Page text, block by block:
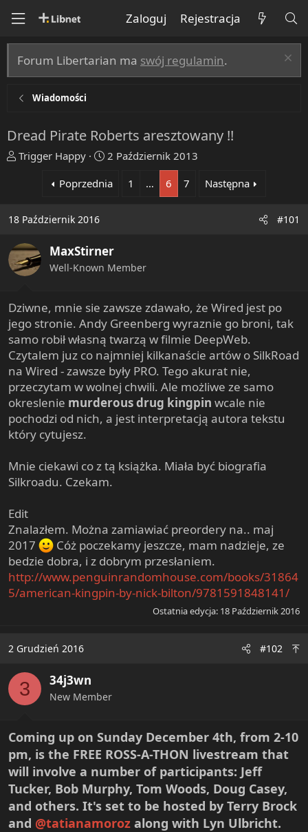
Zaloguj Rejestracja
Forum Libertarian ma swój regulamin.
Wiadomości
Dread Pirate Roberts aresztowany !!
T
a
d
s
a
e
r
Trigger Happy
R
z
ę
t
2 Październik 2013
Poprzednia
1 … 6 7 Następna
18 Październik 2016 #101
MaxStirner
Well-Known Member
Dziwne, mnie sie zawsze zdawało, że Wired jest po
jego stronie. Andy Greenberg wyraznie go broni, tak
samo robił własną twarzą w filmie DeepWeb.
Czytalem juz co najmniej kilkanaście artów o SilkRoad
na Wired - zawsze były PRO. Tego akurat nie,
przeczytam w wolnej chwili. Ale możliwe ze samo
okreslenie murderous drug kingpin wcale nie
pochodzi od nich, a jest interpretacją autora tekstu
który cytujesz.
Mnie ciekawi co z tą książka. Miała być biografia
Silkroadu. Czekam.
Edit
Znalazłem. Można zamiawiać preordery na.. maj
2017
Cóż poczekamy jeszcze, mam nadzieje, ze
bedzie dobra, i z dobrym przesłaniem.
http://www.penguinrandomhouse.com/books/31864
5/american-kingpin-by-nick-bilton/9781591848141/
Ostatnia edycja: 18 Październik 2016
2 Grudzień 2016 #102
3 34j3wn
New Member
Coming up on Sunday December 4th, from 2-10
pm, is the FREE ROSS-A-THON livestream that
will involve a number of participants: Jeff
Tucker, Bob Murphy, Tom Woods, Doug Casey,
and others. It's set to be hosted by Terry Brock
and @tatianamoroz along with Lyn Ulbricht.